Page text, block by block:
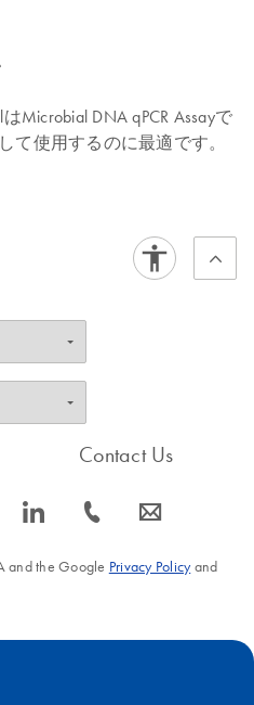
Microbial DNA qPCR Assayで
て使用するのに最適です。
icon_0066_linkedin-s
Contact Us
icon_0072_phone-s icon_0063_envelope-s
and the Google Privacy Policyand